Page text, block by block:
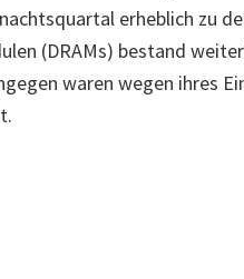
erheblich zu
(DRAMs) bestand
waren wegen ihres